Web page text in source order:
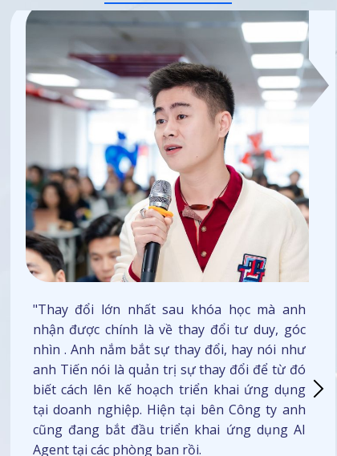
"Thay đổi lớn nhất sau khóa học mà anh
nhận được chính là về thay đổi tư duy, góc
nhìn . Anh nắm bắt sự thay đổi, hay nói như
anh Tiến nói là quản trị sự thay đổi để từ đó
biết cách lên kế hoạch triển khai ứng dụng
tại doanh nghiệp. Hiện tại bên Công ty anh
cũng đang bắt đầu triển khai ứng dụng AI
Agent tại các phòng ban rồi.